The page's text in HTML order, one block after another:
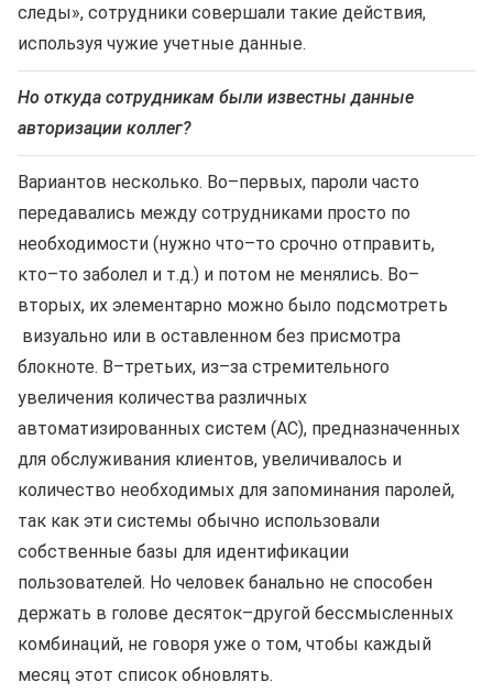
следы», сотрудники совершали такие действия,
используя чужие учетные данные.
Но откуда сотрудникам были известны данные
авторизации коллег?
Вариантов несколько. Во–первых, пароли часто
передавались между сотрудниками просто по
необходимости (нужно что–то срочно отправить,
кто–то заболел и т.д.) и потом не менялись. Во–
вторых, их элементарно можно было подсмотреть
визуально или в оставленном без присмотра
блокноте. В–третьих, из–за стремительного
увеличения количества различных
автоматизированных систем (АС), предназначенных
для обслуживания клиентов, увеличивалось и
количество необходимых для запоминания паролей,
так как эти системы обычно использовали
собственные базы для идентификации
пользователей. Но человек банально не способен
держать в голове десяток–другой бессмысленных
комбинаций, не говоря уже о том, чтобы каждый
месяц этот список обновлять.